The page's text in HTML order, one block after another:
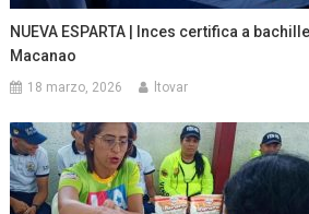
NUEVA ESPARTA | Inces certifica a
Macanao
18 marzo, 2026 ltovar